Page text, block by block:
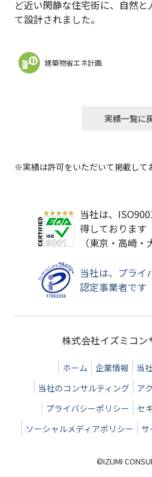
ど近い閑静な住宅街に、自然
て設計されました。
建築物省エネ計画
実績一覧に
※実績は許可をいただいて掲載して
当社は、
得しております
（東京・高崎・
当社は、プライ
認定事業者です
株式会社イズミコン
ホーム 企業情報
当
当社のコンサルティング
ア
プライバシーポリシー
セ
ソーシャルメディアポリシー
©IZUMI